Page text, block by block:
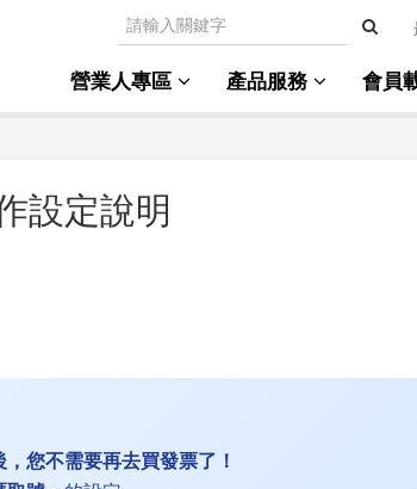
營業人專區 產品服務 會員
設定說明
您不需要再去買發票了！